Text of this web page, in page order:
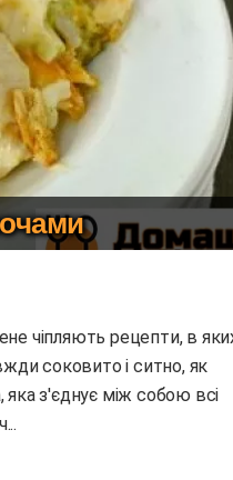
соковито і ситно, як
яка з'єднує між собою всі